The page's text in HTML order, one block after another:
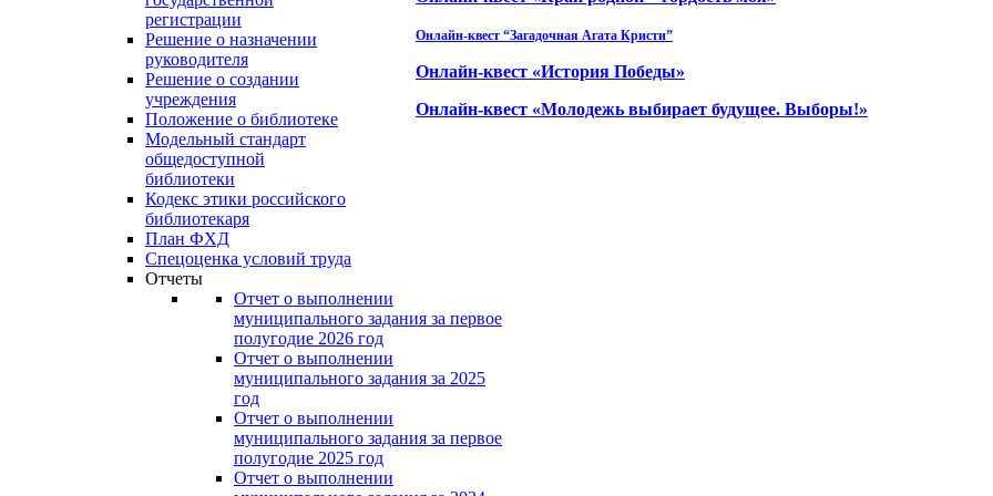
регистрации
Решение о назначении
руководителя
Решение о создании
учреждения
Положение о библиотеке
Модельный стандарт
общедоступной
библиотеки
Кодекс этики российского
библиотекаря
План ФХД
Спецоценка условий труда
Отчеты
Отчет о выполнении
муниципального задания за первое
полугодие 2026 год
Отчет о выполнении
муниципального задания за 2025
год
Отчет о выполнении
муниципального задания за первое
полугодие 2025 год
Отчет о выполнении
Онлайн-квест “Загадочная Агата Кристи”
Онлайн-квест «История Победы»
Онлайн-квест «Молодежь выбирает будущее. Выборы!»